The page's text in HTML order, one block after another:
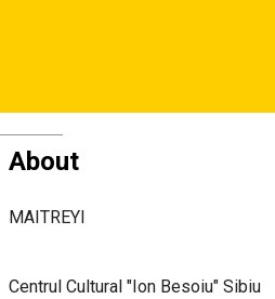
About
MAITREYI
Centrul Cultural "Ion Besoiu" Sibiu